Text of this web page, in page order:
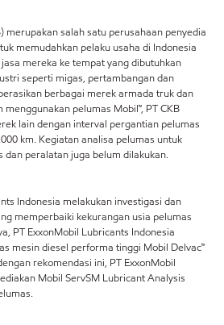
merupakan salah satu perusahaan penyedia
memudahkan pelaku usaha di Indonesia
mereka ke tempat yang dibutuhkan
seperti migas, pertambangan dan
berbagai merek armada truk dan
pelumas Mobil™, PT CKB
lain dengan interval pergantian pelumas
km. Kegiatan analisa pelumas untuk
dan peralatan juga belum dilakukan.
Indonesia melakukan investigasi dan
memperbaiki kekurangan usia pelumas
PT ExxonMobil Lubricants Indonesia
mesin diesel performa tinggi Mobil Delvac™
rekomendasi ini, PT ExxonMobil
Mobil ServSM Lubricant Analysis